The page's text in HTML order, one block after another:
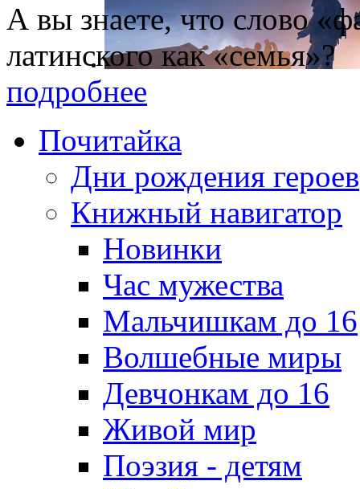
А вы знаете, что слово
латинского как «семья»?
подробнее
Почитайка
Дни рождения героев
Книжный навигатор
Новинки
Час мужества
Мальчишкам до 16
Волшебные миры
Девчонкам до 16
Живой мир
Поэзия - детям